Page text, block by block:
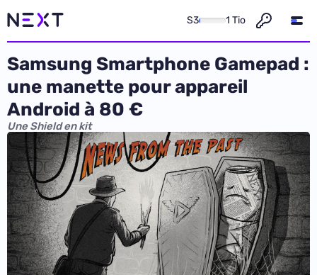
S3 1 Tio
Samsung Smartphone Gamepad :
une manette pour appareil
Android à 80 €
Une Shield en kit